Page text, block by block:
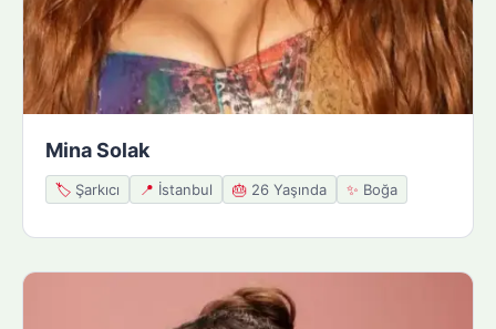
Mina Solak
🏷️ Şarkıcı 📍 İstanbul 🎂 26 Yaşında ✨ Boğa